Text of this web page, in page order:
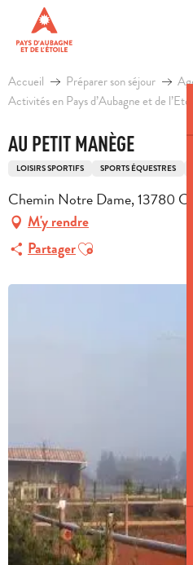
contenu
principal
Accueil Préparer son séjour
Activités en Pays d’Aubagne et de
AU PETIT MANÈGE
LOISIRS SPORTIFS SPORTS ÉQUESTRES
Chemin Notre Dame, 13780
M'y rendre
PartagerAjouter aux favoris